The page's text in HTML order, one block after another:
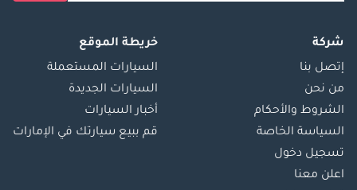
شركة
إتصل بنا
من نحن
الشروط والأحكام
السياسة الخاصة
تسجيل دخول
اعلن معنا
خريطة الموقع
السيارات المستعملة
السيارات الجديدة
أخبار السيارات
قم ببيع سيارتك في الإمارات